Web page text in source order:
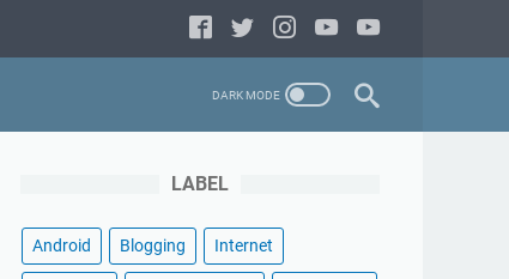
LABEL
Android Blogging Internet